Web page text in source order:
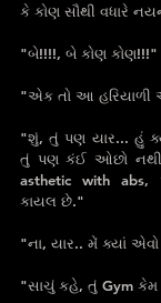
કે કોણ સૌથી વધારે
"બે!!!!, બે કોણ કોણ!!!"
"એક તો આ હરિયાળી
"શું, તું પણ યાર... હું
તું પણ કંઈ ઓછો નથી.
asthetic with abs,
કાયલ છે."
"ના, યાર.. મેં ક્યાં